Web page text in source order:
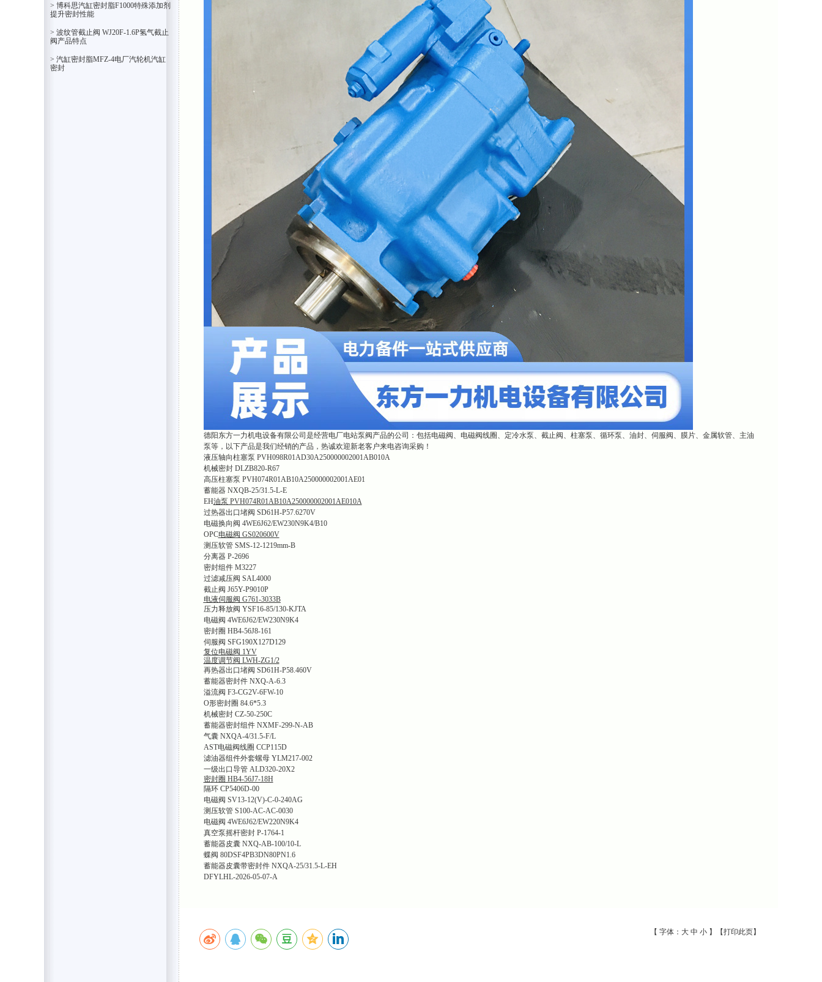
> 博科思汽缸密封脂F1000特殊添加剂
提升密封性能
> 波纹管截止阀 WJ20F-1.6P氢气截止
阀产品特点
> 汽缸密封脂MFZ-4电厂汽轮机汽缸
密封
德阳东方一力机电设备有限公司是经营电厂电站泵阀产品的公司：包括电磁阀、电磁阀线圈、定冷水泵、截止阀、柱塞泵、循环泵、油封、伺服阀、膜片、金属软管、主油
泵等，以下产品是我们经销的产品，热诚欢迎新老客户来电咨询采购！
液压轴向柱塞泵 PVH098R01AD30A250000002001AB010A
机械密封 DLZB820-R67
高压柱塞泵 PVH074R01AB10A250000002001AE01
蓄能器 NXQB-25/31.5-L-E
EH油泵 PVH074R01AB10A250000002001AE010A
过热器出口堵阀 SD61H-P57.6270V
电磁换向阀 4WE6J62/EW230N9K4/B10
OPC电磁阀 GS020600V
测压软管 SMS-12-1219mm-B
分离器 P-2696
密封组件 M3227
过滤减压阀 SAL4000
截止阀 J65Y-P9010P
电液伺服阀 G761-3033B
压力释放阀 YSF16-85/130-KJTA
电磁阀 4WE6J62/EW230N9K4
密封圈 HB4-56J8-161
伺服阀 SFG190X127D129
复位电磁阀 1YV
温度调节阀 LWH-ZG1/2
再热器出口堵阀 SD61H-P58.460V
蓄能器密封件 NXQ-A-6.3
溢流阀 F3-CG2V-6FW-10
O形密封圈 84.6*5.3
机械密封 CZ-50-250C
蓄能器密封组件 NXMF-299-N-AB
气囊 NXQA-4/31.5-F/L
AST电磁阀线圈 CCP115D
滤油器组件外套螺母 YLM217-002
一级出口导管 ALD320-20X2
密封圈 HB4-56J7-18H
隔环 CP5406D-00
电磁阀 SV13-12(V)-C-0-240AG
测压软管 S100-AC-AC-0030
电磁阀 4WE6J62/EW220N9K4
真空泵摇杆密封 P-1764-1
蓄能器皮囊 NXQ-AB-100/10-L
蝶阀 80DSF4PB3DN80PN1.6
蓄能器皮囊带密封件 NXQA-25/31.5-L-EH
DFYLHL-2026-05-07-A
【 字体： 大 中 小】【打印此页】